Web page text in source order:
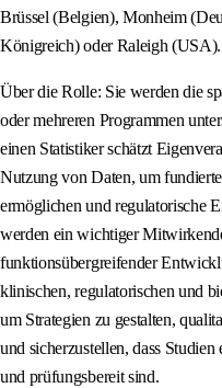
Brüssel (Belgien), Monheim
Königreich) oder Raleigh (USA).
Über die Rolle: Sie werden die
oder mehreren Programmen
einen Statistiker schätzt
Nutzung von Daten, um
ermöglichen und regulatorische
werden ein wichtiger
funktionsübergreifender
klinischen, regulatorischen und
um Strategien zu gestalten,
und sicherzustellen, dass
und prüfungsbereit sind.